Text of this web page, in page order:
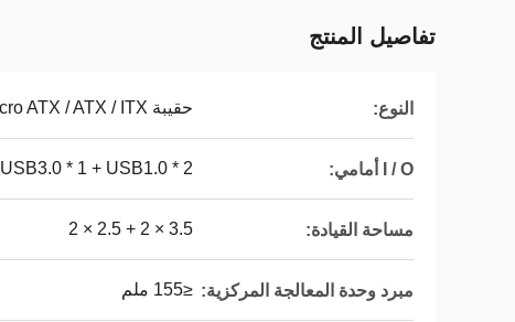
تفاصيل المنتج
النوع: حقيبة Micro ATX / ATX / ITX
I / O أمامي: USB3.0 * 1 + USB1.0 * 2 صوت عالي الدقة
مساحة القيادة: 3.5 × 2 + 2.5 × 2
مبرد وحدة المعالجة المركزية: ≤155 ملم